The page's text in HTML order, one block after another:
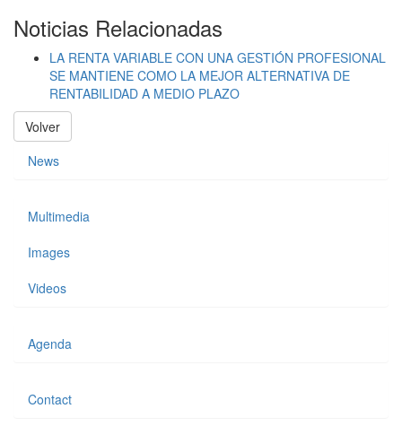
Noticias Relacionadas
LA RENTA VARIABLE CON UNA GESTIÓN PROFESIONAL
SE MANTIENE COMO LA MEJOR ALTERNATIVA DE
RENTABILIDAD A MEDIO PLAZO
Volver
News
Multimedia
Images
Videos
Agenda
Contact